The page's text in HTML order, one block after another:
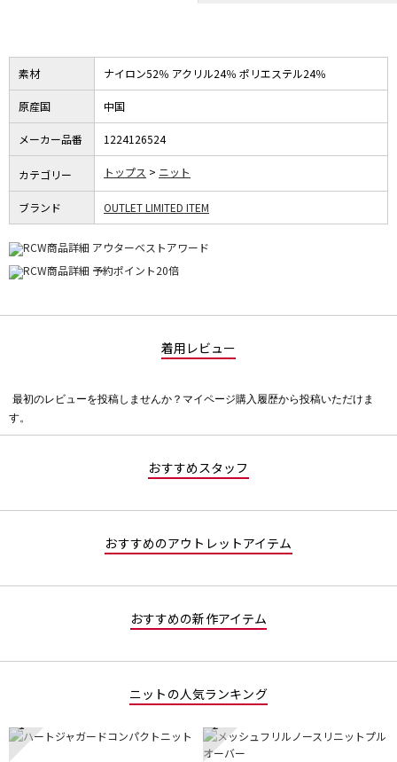
素材 ナイロン52％ アクリル24％ ポリエステル24％
原産国 中国
メーカー品番 1224126524
カテゴリー トップス ニット
ブランド OUTLET LIMITED ITEM
着用レビュー
価
最初のレビューを投稿しませんか？マイページ購入履歴から投稿いただけま
す。
おすすめスタッフ
おすすめのアウトレットアイテム
おすすめの新作アイテム
ニットの人気ランキング
1 2